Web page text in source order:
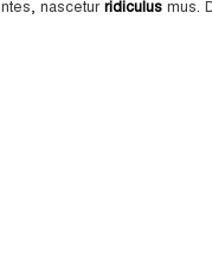
nascetur ridiculus mus.